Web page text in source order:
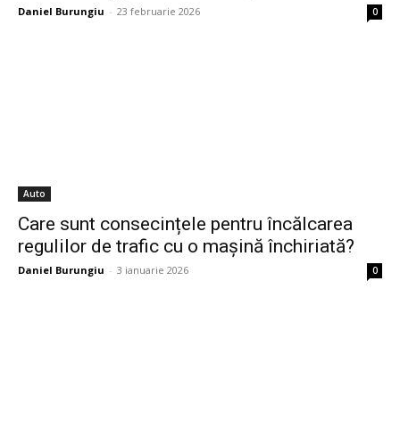
Daniel Burungiu - 23 februarie 2026 0
Auto
Care sunt consecințele pentru încălcarea
regulilor de trafic cu o mașină închiriată?
Daniel Burungiu - 3 ianuarie 2026 0